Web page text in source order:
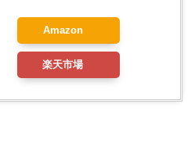
Amazon
楽天市場